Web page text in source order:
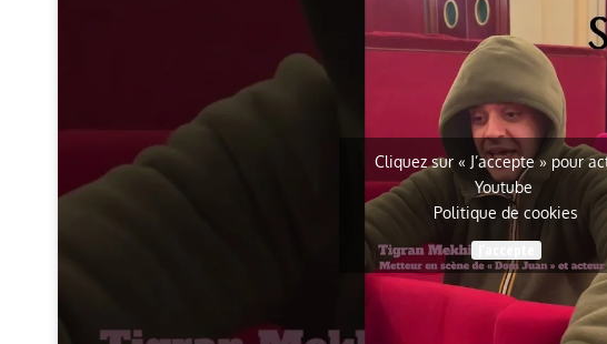
Cliquez sur « J’accepte » pour
Youtube
Politique de cookies